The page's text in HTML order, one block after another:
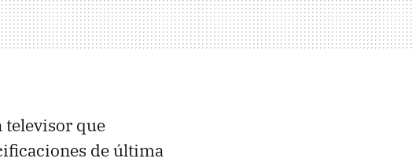
televisor que
de última